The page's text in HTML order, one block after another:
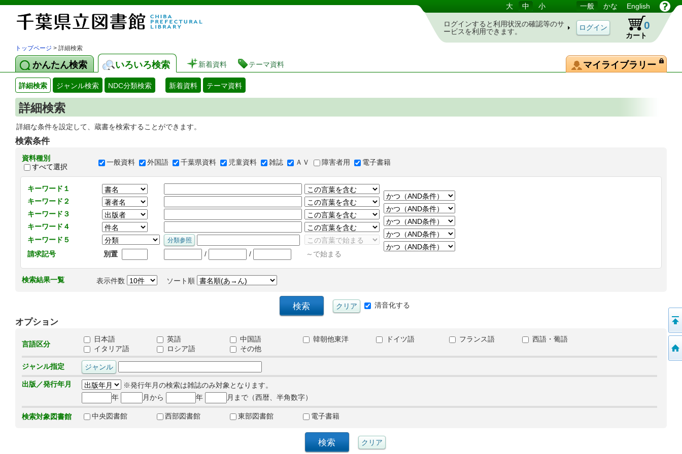
図書館 蔵書検索・予約システム 大 中 小 一般 かな English
ログインすると利用状況の確認等のサ
ービスを利用できます。
カート
0
トップページ > 詳細検索
かんたん検索 いろいろ検索 新着資料 テーマ資料 マイライブラリー
詳細検索 ジャンル検索 NDC分類検索 新着資料 テーマ資料
詳細検索
詳細な条件を設定して、蔵書を検索することができます。
検索条件
資料種別
すべて選択
一般資料 外国語 千葉県資料 児童資料 雑誌 ＡＶ 障害者用 電子書籍
キーワード１
キーワード２
キーワード３
キーワード４
キーワード５
請求記号
別置 / / ～で始まる
検索結果一覧 表示件数 ソート順
清音化する
オプション
言語区分
日本語 英語 中国語 韓朝他東洋 ドイツ語 フランス語
西語・葡語
イタリア語
ロシア語 その他
ジャンル指定
出版／発行年月
※発行年月の検索は雑誌のみ対象となります。
年
月から 年 月まで（西暦、半角数字）
検索対象図書館 中央図書館 西部図書館 東部図書館 電子書籍